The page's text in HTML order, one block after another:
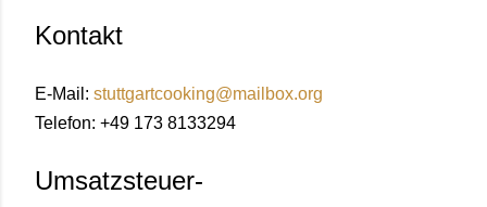
Kontakt
E-Mail: stuttgartcooking@mailbox.org
Telefon: +49 173 8133294
Umsatzsteuer-